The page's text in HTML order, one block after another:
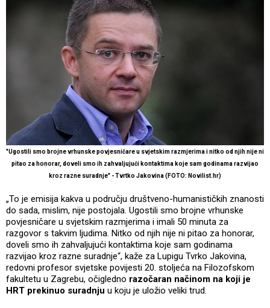
"Ugostili smo brojne vrhunske povjesničare u svjetskim razmjerima i nitko od njih nije ni
pitao za honorar, doveli smo ih zahvaljujući kontaktima koje sam godinama razvijao
kroz razne suradnje" - Tvrtko Jakovina (FOTO: Novilist.hr)
„To je emisija kakva u području društveno-humanističkih znanosti
do sada, mislim, nije postojala. Ugostili smo brojne vrhunske
povjesničare u svjetskim razmjerima i imali 50 minuta za
razgovor s takvim ljudima. Nitko od njih nije ni pitao za honorar,
doveli smo ih zahvaljujući kontaktima koje sam godinama
razvijao kroz razne suradnje“, kaže za Lupigu Tvrko Jakovina,
redovni profesor svjetske povijesti 20. stoljeća na Filozofskom
fakultetu u Zagrebu, očigledno razočaran načinom na koji je
HRT prekinuo suradnju u koju je uložio veliki trud.